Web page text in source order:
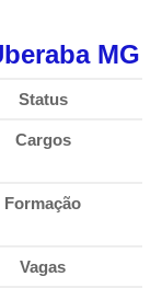
MG
Status
Cargos
Formação
Vagas